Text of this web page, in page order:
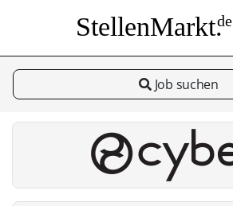
StellenMarkt.de
Job suchen